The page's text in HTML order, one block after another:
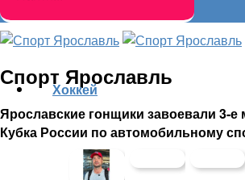
Спорт Ярославль
Ярославские гонщики завоевали 3-е
Кубка России по автомобильному
Хоккей